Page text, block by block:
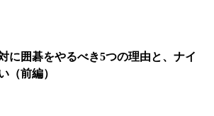
に囲碁をやるべき5つの理由と、ナイ
（前編）